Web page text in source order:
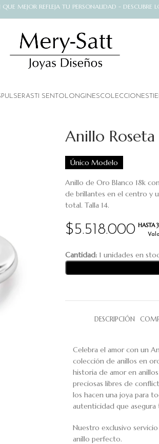
QUE MEJOR REFLEJA TU PERSONALIDAD - DESCUBRE
PULSERASTI SENTO LONGINESCOLECCIONES
Anillo
$5.518.000 HASTA
Único Modelo
Anillo de Oro Blanco 18k
de brillantes en el centro y
total. Talla 14.
Cantidad: 1 unidades en
DESCRIPCIÓN
Celebra el amor con un
colección de anillos en
historia de amor en
preciosas libres de
los hacen una joya para
autenticidad que
Nuestro exclusivo
anillo perfecto.